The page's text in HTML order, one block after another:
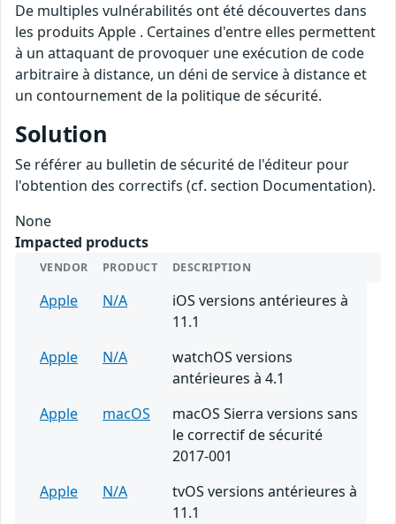
De multiples vulnérabilités ont été découvertes dans
les produits Apple . Certaines d'entre elles permettent
à un attaquant de provoquer une exécution de code
arbitraire à distance, un déni de service à distance et
un contournement de la politique de sécurité.
Solution
Se référer au bulletin de sécurité de l'éditeur pour
l'obtention des correctifs (cf. section Documentation).
None
Impacted products
VENDOR PRODUCT DESCRIPTION
Apple N/A
iOS versions antérieures à
11.1
Apple
N/A
watchOS versions
antérieures à 4.1
Apple
macOS
macOS Sierra versions sans
le correctif de sécurité
2017-001
Apple
N/A
tvOS versions antérieures à
11.1